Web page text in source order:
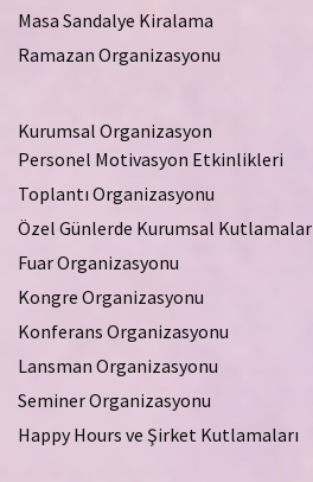
Masa Sandalye Kiralama
Ramazan Organizasyonu
Kurumsal Organizasyon
Personel Motivasyon Etkinlikleri
Toplantı Organizasyonu
Özel Günlerde Kurumsal Kutlamalar
Fuar Organizasyonu
Kongre Organizasyonu
Konferans Organizasyonu
Lansman Organizasyonu
Seminer Organizasyonu
Happy Hours ve Şirket Kutlamaları